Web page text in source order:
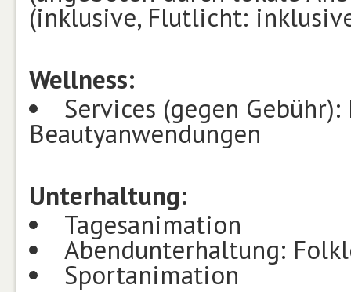
(inklusive, Flutlicht:
Wellness:
Services (gegen
Beautyanwendungen
Unterhaltung:
Tagesanimation
Abendunterhaltung:
Sportanimation